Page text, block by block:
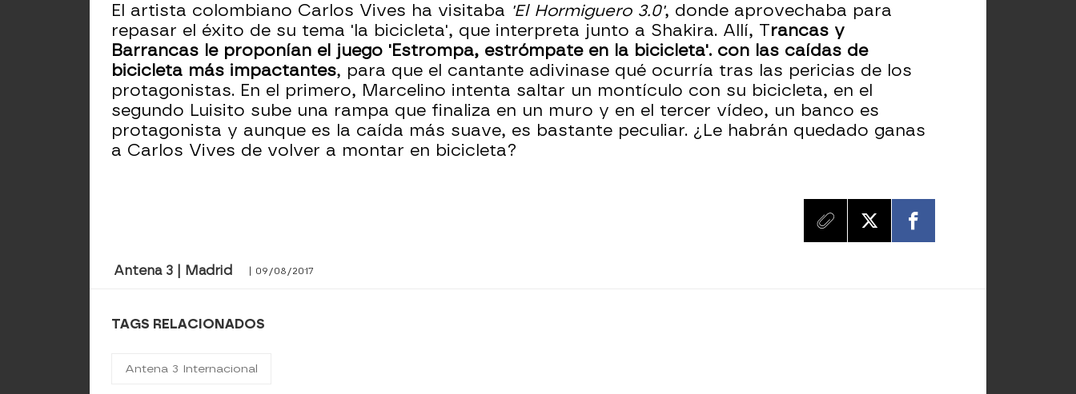
El artista colombiano Carlos Vives ha visitaba 'El Hormiguero 3.0', donde aprovechaba para
repasar el éxito de su tema 'la bicicleta', que interpreta junto a Shakira. Allí, Trancas y
Barrancas le proponían el juego 'Estrompa, estrómpate en la bicicleta'. con las caídas de
bicicleta más impactantes, para que el cantante adivinase qué ocurría tras las pericias de los
protagonistas. En el primero, Marcelino intenta saltar un montículo con su bicicleta, en el
segundo Luisito sube una rampa que finaliza en un muro y en el tercer vídeo, un banco es
protagonista y aunque es la caída más suave, es bastante peculiar. ¿Le habrán quedado ganas
a Carlos Vives de volver a montar en bicicleta?
Antena 3 | Madrid | 09/08/2017
TAGS RELACIONADOS
Antena 3 Internacional